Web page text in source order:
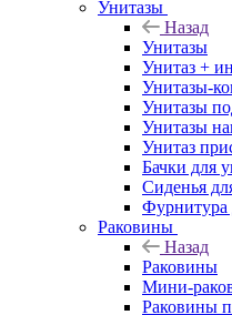
Унитазы
Назад
Унитазы
Унитаз +
Унитазы-
Унитазы
Унитазы
Унитаз
Бачки для
Сиденья
Фурнитура
Раковины
Назад
Раковины
Мини-
Раковины